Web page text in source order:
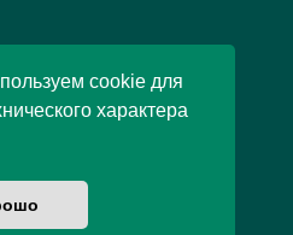
cookie для
характера
При любом